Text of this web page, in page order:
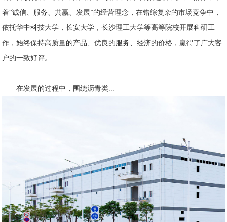
着“诚信、服务、共赢、发展”的经营理念，在错综复杂的市场竞争中，
依托华中科技大学，长安大学，长沙理工大学等高等院校开展科研工
作，始终保持高质量的产品、优良的服务、经济的价格，赢得了广大客
户的一致好评。
在发展的过程中，围绕沥青类...